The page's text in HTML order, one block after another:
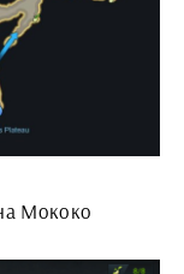
Мококо